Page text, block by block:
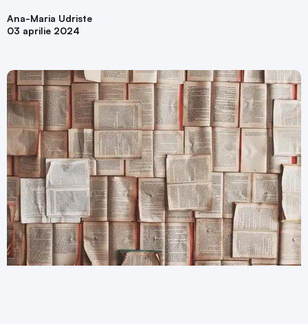
Ana-Maria Udriste
03 aprilie 2024